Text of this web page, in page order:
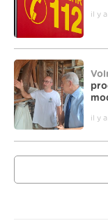
il y
il y